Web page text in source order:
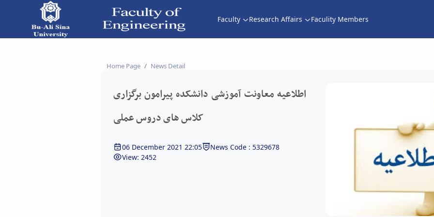
Faculty Research Affairs Faculity Members
معاونت آموزشی دانشکده پیرامون برگزاری کلاس های دروس عملی - دانشکده فنی و مهندسی
Home Page News Detail
اطلاعیه معاونت آموزشی دانشکده پیرامون برگزاری
کلاس های دروس عملی
06 December 2021 22:05
News Code : 5329678
View: 2452